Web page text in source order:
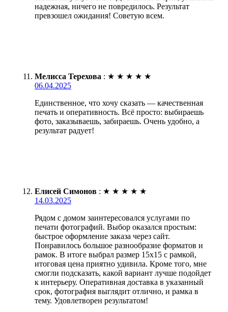
надежная, ничего не повредилось. Результат
превзошел ожидания! Советую всем.
Мелисса Терехова : ★ ★ ★ ★ ★
06.04.2025
Единственное, что хочу сказать — качественная
печать и оперативность. Всё просто: выбираешь
фото, заказываешь, забираешь. Очень удобно, а
результат радует!
Елисей Симонов : ★ ★ ★ ★ ★
14.03.2025
Рядом с домом заинтересовался услугами по
печати фотографий. Выбор оказался простым:
быстрое оформление заказа через сайт.
Понравилось большое разнообразие форматов и
рамок. В итоге выбрал размер 15х15 с рамкой,
итоговая цена приятно удивила. Кроме того, мне
смогли подсказать, какой вариант лучше подойдет
к интерьеру. Оперативная доставка в указанный
срок, фотография выглядит отлично, и рамка в
тему. Удовлетворен результатом!